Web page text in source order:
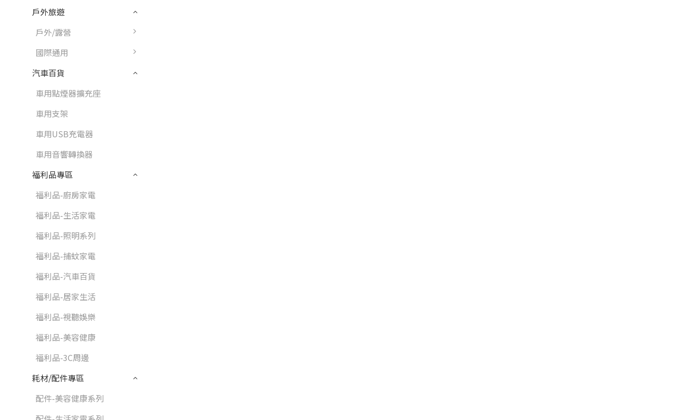
戶外旅遊
戶外/露營
國際通用
汽車百貨
車用點煙器擴充座
車用支架
車用USB充電器
車用音響轉換器
福利品專區
福利品-廚房家電
福利品-生活家電
福利品-照明系列
福利品-捕蚊家電
福利品-汽車百貨
福利品-居家生活
福利品-視聽娛樂
福利品-美容健康
福利品-3C周邊
耗材/配件專區
配件-美容健康系列